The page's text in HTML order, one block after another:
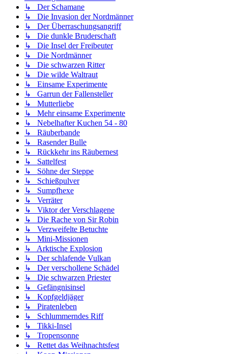
↳ Der Schamane
↳ Die Invasion der Nordmänner
↳ Der Überraschungsangriff
↳ Die dunkle Bruderschaft
↳ Die Insel der Freibeuter
↳ Die Nordmänner
↳ Die schwarzen Ritter
↳ Die wilde Waltraut
↳ Einsame Experimente
↳ Garrun der Fallensteller
↳ Mutterliebe
↳ Mehr einsame Experimente
↳ Nebelhafter Kuchen 54 - 80
↳ Räuberbande
↳ Rasender Bulle
↳ Rückkehr ins Räubernest
↳ Sattelfest
↳ Söhne der Steppe
↳ Schießpulver
↳ Sumpfhexe
↳ Verräter
↳ Viktor der Verschlagene
↳ Die Rache von Sir Robin
↳ Verzweifelte Betuchte
↳ Mini-Missionen
↳ Arktische Explosion
↳ Der schlafende Vulkan
↳ Der verschollene Schädel
↳ Die schwarzen Priester
↳ Gefängnisinsel
↳ Kopfgeldjäger
↳ Piratenleben
↳ Schlummerndes Riff
↳ Tikki-Insel
↳ Tropensonne
↳ Rettet das Weihnachtsfest